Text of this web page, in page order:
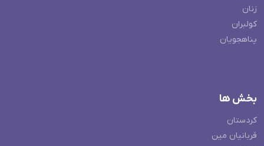
زنان
کولبران
پناهجویان
بخش ها
کردستان
قربانیان مین